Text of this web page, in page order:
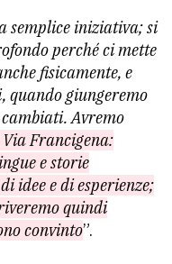
semplice iniziativa; si
perché ci mette
fisicamente, e
quando giungeremo
Avremo
Francigena:
e storie
idee e di esperienze;
quindi
convinto”.